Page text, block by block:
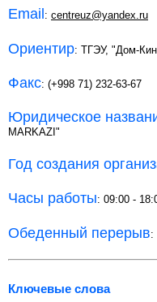
Email : centreuz@yandex.ru
Ориентир: ТГЭУ, "Дом-
Факс: (+998 71) 232-63-67
Юридическое
MARKAZI"
Год создания
Часы работы: 09:00 -
Обеденный перерыв:
Ключевые слова